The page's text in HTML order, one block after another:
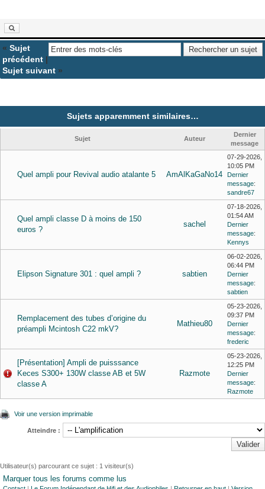
« Sujet
précédent |
Sujet suivant »
Sujets apparemment similaires…
Sujet Auteur
Dernier
message
Quel ampli pour Revival audio atalante 5 AmAlKaGaNo14
07-29-2026,
10:05 PM
Dernier
message:
sandre67
Quel ampli classe D à moins de 150
euros ?
sachel
07-18-2026,
01:54 AM
Dernier
message:
Kennys
Elipson Signature 301 : quel ampli ? sabtien
06-02-2026,
06:44 PM
Dernier
message:
sabtien
Remplacement des tubes d’origine du
préampli Mcintosh C22 mkV?
Mathieu80
05-23-2026,
09:37 PM
Dernier
message:
frederic
[Présentation] Ampli de puisssance
Keces S300+ 130W classe AB et 5W
classe A
Razmote
05-23-2026,
12:25 PM
Dernier
message:
Razmote
Voir une version imprimable
Atteindre :
Utilisateur(s) parcourant ce sujet : 1 visiteur(s)
Marquer tous les forums comme lus